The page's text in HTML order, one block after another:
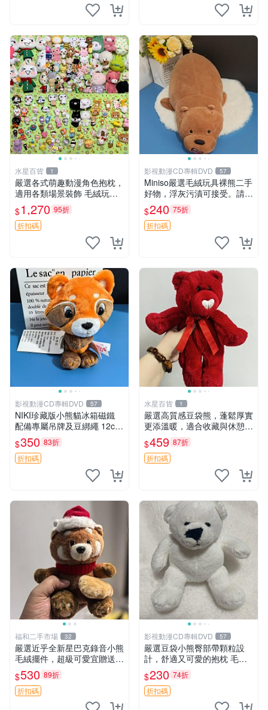
水星百貨 1
嚴選各式萌趣動漫角色抱枕，
適用各類場景裝飾 毛絨玩
具、卡通抱枕、趣味玩偶
$1,270 95折
折扣碼
影視動漫CD專輯DVD 57
Miniso嚴選毛絨玩具裸熊二手
好物，浮灰污漬可接受。請詳
閱照片再下單，售出不退不
換。全新品相收藏推薦。 裸
熊 毛絨玩具 收藏
$240 75折
折扣碼
影視動漫CD專輯DVD 57
NIKI珍藏版小熊貓冰箱磁鐵
配備專屬吊牌及豆綁繩 12cm
廢品嚴選 好評推薦 小熊貓冰
箱貼 磁鐵掛件 冰箱飾品
$350 83折
折扣碼
水星百貨 1
嚴選高質感豆袋熊，蓬鬆厚實
更添溫暖，適合收藏與休憩。
前胸填充飽滿，背部亦具優雅
設計。 豆袋熊 保暖 溫柔 蓬
松
$459 87折
折扣碼
福和二手市場 32
嚴選近乎全新星巴克錄音小熊
毛絨擺件，超級可愛宜贈送掛
飾 錄音小熊 毛絨擺件 贈品
$530 89折
折扣碼
影視動漫CD專輯DVD 57
嚴選豆袋小熊臀部帶顆粒設
計，舒適又可愛的抱枕 毛絨
抱枕、臀部按摩、坐墊
$230 74折
折扣碼